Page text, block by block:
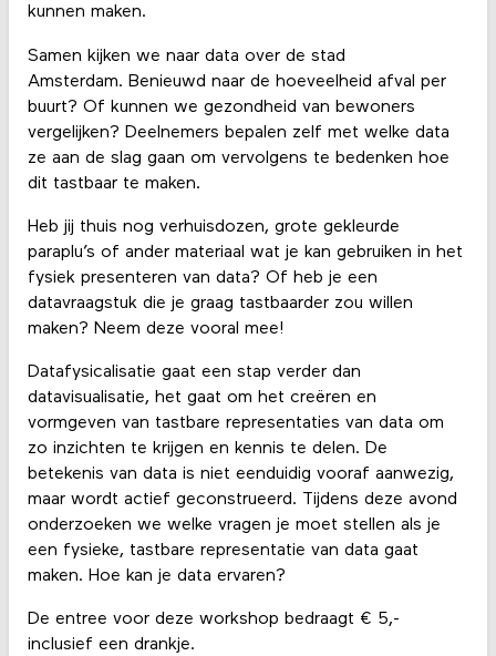
kunnen maken.
Samen kijken we naar data over de stad
Amsterdam. Benieuwd naar de hoeveelheid afval per
buurt? Of kunnen we gezondheid van bewoners
vergelijken? Deelnemers bepalen zelf met welke data
ze aan de slag gaan om vervolgens te bedenken hoe
dit tastbaar te maken.
Heb jij thuis nog verhuisdozen, grote gekleurde
paraplu’s of ander materiaal wat je kan gebruiken in het
fysiek presenteren van data? Of heb je een
datavraagstuk die je graag tastbaarder zou willen
maken? Neem deze vooral mee!
Datafysicalisatie gaat een stap verder dan
datavisualisatie, het gaat om het creëren en
vormgeven van tastbare representaties van data om
zo inzichten te krijgen en kennis te delen. De
betekenis van data is niet eenduidig vooraf aanwezig,
maar wordt actief geconstrueerd. Tijdens deze avond
onderzoeken we welke vragen je moet stellen als je
een fysieke, tastbare representatie van data gaat
maken. Hoe kan je data ervaren?
De entree voor deze workshop bedraagt € 5,-
inclusief een drankje.